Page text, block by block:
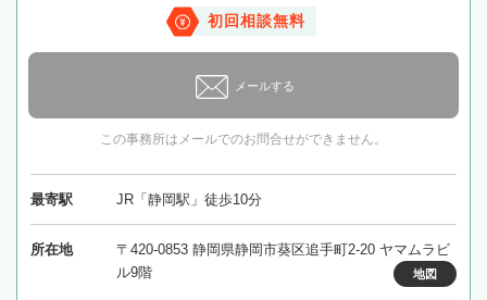
初回相談無料
メールする
この事務所はメールでのお問合せができません。
最寄駅 JR「静岡駅」徒歩10分
所在地
〒420-0853 静岡県静岡市葵区追手町2-20 ヤマムラビ
ル9階
地図